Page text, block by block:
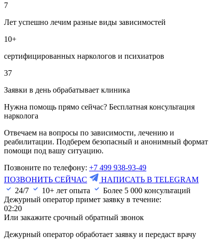
7
Лет успешно лечим разные виды зависимостей
10+
сертифицированных наркологов и психиатров
37
Заявки в день обрабатывает клиника
Нужна помощь прямо сейчас? Бесплатная консультация
нарколога
Отвечаем на вопросы по зависимости, лечению и
реабилитации. Подберем безопасный и анонимный формат
помощи под вашу ситуацию.
Позвоните по телефону: +7 499 938-93-49
ПОЗВОНИТЬ СЕЙЧАС
НАПИСАТЬ В TELEGRAM
24/7
10+ лет опыта Более 5 000 консультаций
Дежурный оператор примет заявку в течение:
02:20
Или закажите срочный обратный звонок
Дежурный оператор обработает заявку и передаст врачу